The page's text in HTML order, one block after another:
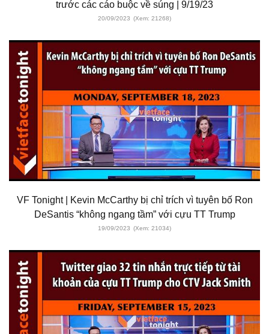
trước các cáo buộc về súng | 9/19/23
20/09/2023 (Xem: 21268)
VF Tonight | Kevin McCarthy bị chỉ trích vì tuyên bố Ron
DeSantis “không ngang tầm” với cựu TT Trump
19/09/2023 (Xem: 21034)